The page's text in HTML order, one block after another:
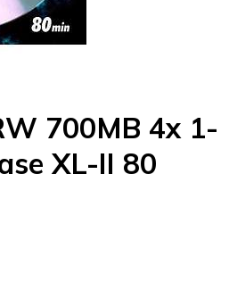
700MB 4x 1-
XL-II 80